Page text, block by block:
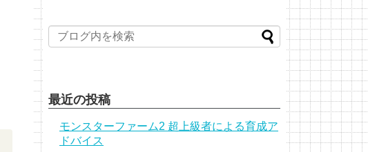
最近の投稿
モンスターファーム2 超上級者による育成ア
ドバイス